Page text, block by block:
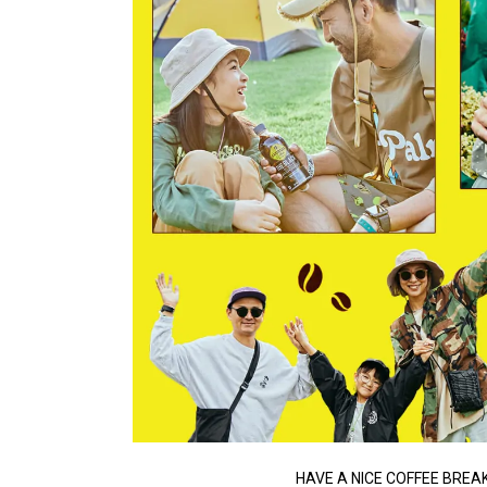
HAVE A NICE COFFEE